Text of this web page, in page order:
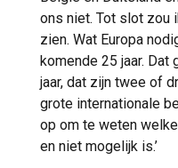
ons niet. Tot slot zou
zien. Wat Europa
komende 25 jaar.
jaar, dat zijn twee of
grote internationale
op om te weten
en niet mogelijk is.’